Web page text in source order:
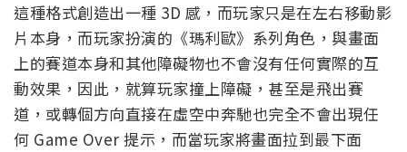
這種格式創造出一種 3D 感，而玩家只是在左右移動影
片本身，而玩家扮演的《瑪利歐》系列角色，與畫面
上的賽道本身和其他障礙物也不會沒有任何實際的互
動效果，因此，就算玩家撞上障礙，甚至是飛出賽
道，或轉個方向直接在虛空中奔馳也完全不會出現任
何 Game Over 提示，而當玩家將畫面拉到最下面